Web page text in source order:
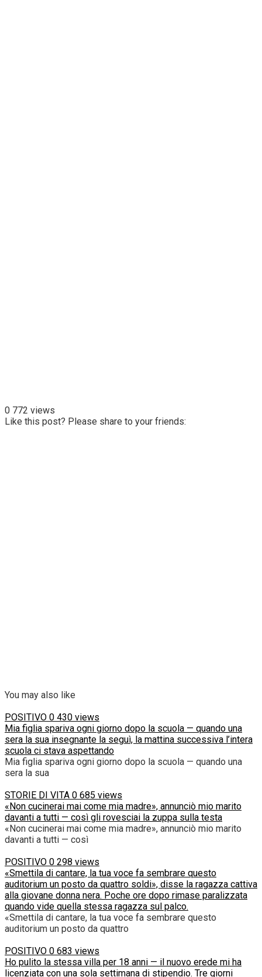
0 772 views
Like this post? Please share to your friends:
You may also like
POSITIVO 0 430 views
Mia figlia spariva ogni giorno dopo la scuola — quando una
sera la sua insegnante la seguì, la mattina successiva l’intera
scuola ci stava aspettando
Mia figlia spariva ogni giorno dopo la scuola — quando una
sera la sua
STORIE DI VITA 0 685 views
«Non cucinerai mai come mia madre», annunciò mio marito
davanti a tutti — così gli rovesciai la zuppa sulla testa
«Non cucinerai mai come mia madre», annunciò mio marito
davanti a tutti — così
POSITIVO 0 298 views
«Smettila di cantare, la tua voce fa sembrare questo
auditorium un posto da quattro soldi», disse la ragazza cattiva
alla giovane donna nera. Poche ore dopo rimase paralizzata
quando vide quella stessa ragazza sul palco.
«Smettila di cantare, la tua voce fa sembrare questo
auditorium un posto da quattro
POSITIVO 0 683 views
Ho pulito la stessa villa per 18 anni — il nuovo erede mi ha
licenziata con una sola settimana di stipendio. Tre giorni